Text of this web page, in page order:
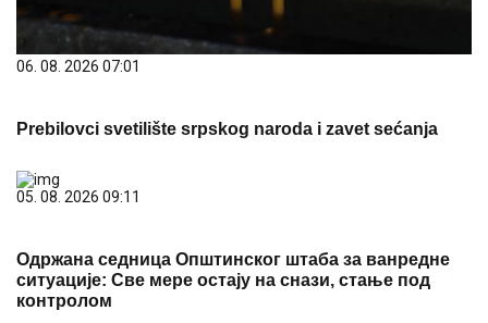
06. 08. 2026 07:01
Prebilovci svetilište srpskog naroda i zavet sećanja
05. 08. 2026 09:11
Одржана седница Општинског штаба за ванредне
ситуације: Све мере остају на снази, стање под
контролом